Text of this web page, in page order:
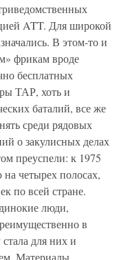
ATT. Для широкой
В этом-то и
фрикам вроде
бесплатных
ТАР, хоть и
баталий, все же
среди рядовых
о закулисных делах
преуспели: к 1975
четырех полосах,
по всей стране.
люди,
в
для них и
Материалы,